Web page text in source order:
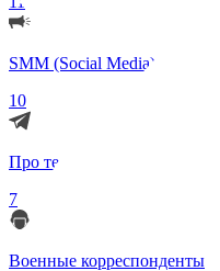
SMM (Social Media)
10
Про телеграмм
7
Военные корреспонденты